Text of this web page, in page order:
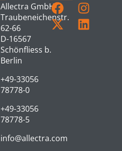
Allectra GmbH
Traubeneichenstr.
62-66
D-16567
Schönfliess b.
Berlin
+49-33056
78778-0
+49-33056
78778-5
info@allectra.com